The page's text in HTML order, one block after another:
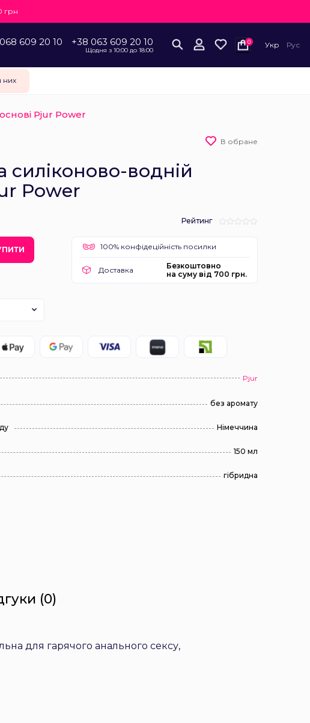
грн
609 20 10 +38 063 609 20 10
Щодня з 10:00 до 18:00
0 Укр Рус
них
Pjur Power
В обране
силіконово-водній
Power
Рейтинг
100% конфідеційність посилки
Доставка
Безкоштовно
на суму від 700 грн.
Pjur
без аромату
Німеччина
150 мл
гібридна
(0)
для гарячого анального сексу,